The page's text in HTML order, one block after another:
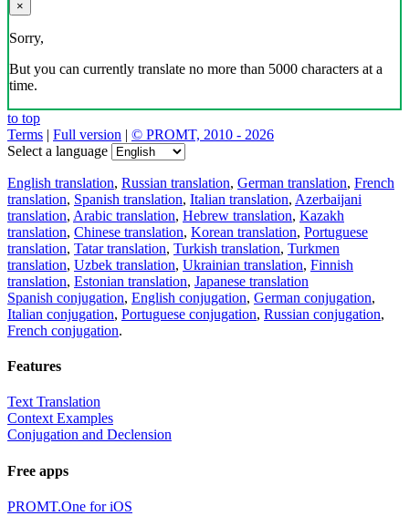
×
Sorry,
But you can currently translate no more than 5000 characters at a
time.
to top
Terms | Full version | © PROMT, 2010 - 2026
Select a language
English translation, Russian translation, German translation, French
translation, Spanish translation, Italian translation, Azerbaijani
translation, Arabic translation, Hebrew translation, Kazakh
translation, Chinese translation, Korean translation, Portuguese
translation, Tatar translation, Turkish translation, Turkmen
translation, Uzbek translation, Ukrainian translation, Finnish
translation, Estonian translation, Japanese translation
Spanish conjugation, English conjugation, German conjugation,
Italian conjugation, Portuguese conjugation, Russian conjugation,
French conjugation.
Features
Text Translation
Context Examples
Conjugation and Declension
Free apps
PROMT.One for iOS